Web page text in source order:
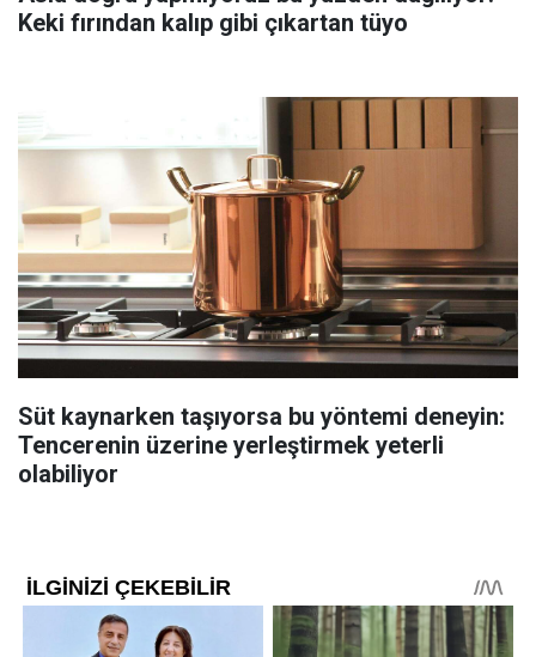
Keki fırından kalıp gibi çıkartan tüyo
Süt kaynarken taşıyorsa bu yöntemi deneyin:
Tencerenin üzerine yerleştirmek yeterli
olabiliyor